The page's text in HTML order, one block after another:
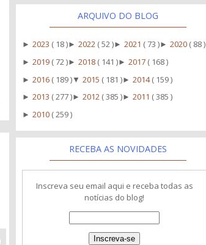
ARQUIVO DO BLOG
►2023 ( 18 )►2022 ( 52 )►2021 ( 73 )►2020 ( 88 )
►2019 ( 72 )►2018 ( 141 )►2017 ( 168 )
►2016 ( 189 ) ▼2015 ( 181 )►2014( 159 )
►2013 ( 277 )►2012 ( 385 )►2011 ( 385 )
►2010 ( 259 )
RECEBA AS NOVIDADES
Inscreva seu email aqui e receba todas as
notícias do blog!